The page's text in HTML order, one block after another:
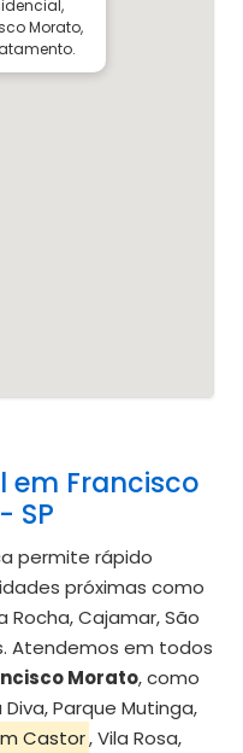
Morato,
em Francisco
SP
permite rápido
próximas como
Rocha, Cajamar, São
Atendemos em todos
Morato, como
Diva, Parque Mutinga,
Castor, Vila Rosa,